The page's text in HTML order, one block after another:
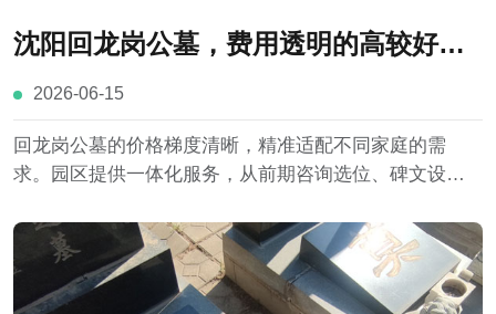
沈阳回龙岗公墓，费用透明的高较好墓
园介绍
2026-06-15
回龙岗公墓的价格梯度清晰，精准适配不同家庭的需
求。园区提供一体化服务，从前期咨询选位、碑文设
全程有专业团队跟进，让家属省心省力